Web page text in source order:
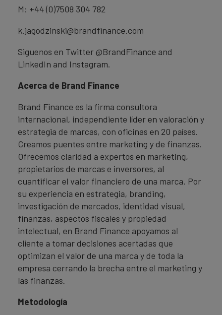
M: +44 (0)7508 304 782
k.jagodzinski@brandfinance.com
Siguenos en Twitter @BrandFinance and
LinkedIn and Instagram.
Acerca de Brand Finance
Brand Finance es la firma consultora
internacional, independiente líder en valoración y
estrategia de marcas, con oficinas en 20 países.
Creamos puentes entre marketing y de finanzas.
Ofrecemos claridad a expertos en marketing,
propietarios de marcas e inversores, al
cuantificar el valor financiero de una marca. Por
su experiencia en estrategia, branding,
investigación de mercados, identidad visual,
finanzas, aspectos fiscales y propiedad
intelectual, en Brand Finance apoyamos al
cliente a tomar decisiones acertadas que
optimizan el valor de una marca y de toda la
empresa cerrando la brecha entre el marketing y
las finanzas.
Metodología